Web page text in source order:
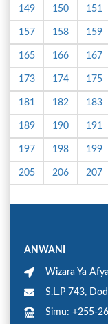
149 150 151
157 158 159
165 166 167
173 174 175
181 182 183
189 190 191
197 198 199
205 206 207
ANWANI
Wizara Ya Afya
S.L.P 743,
Simu: +255-